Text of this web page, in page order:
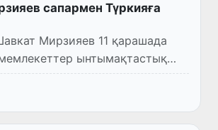
сапармен Түркияға
Мирзияев 11 қарашада
мемлекеттер ынтымақтастық
саммитіне қатысу үшін
қаласына барады.